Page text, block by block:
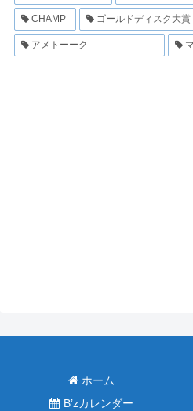
CHAMP ゴールドディスク大賞
アメトーーク
ホーム
B’zカレンダー